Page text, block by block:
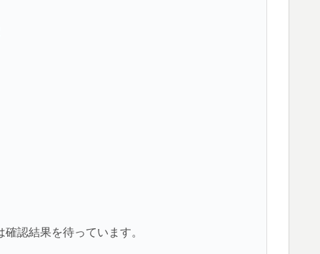
認結果を待っています。